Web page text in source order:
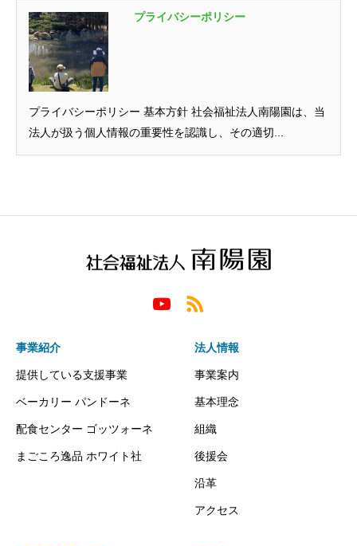
プライバシーポリシー
プライバシーポリシー 基本方針 社会福祉法人南陽園は、当
法人が扱う個人情報の重要性を認識し、その適切...
事業紹介
提供している支援事業
ベーカリー パンドーネ
配食センター ゴッツォーネ
まごころ逸品 ホワイト社
法人情報
事業案内
基本理念
組織
後援会
沿革
アクセス